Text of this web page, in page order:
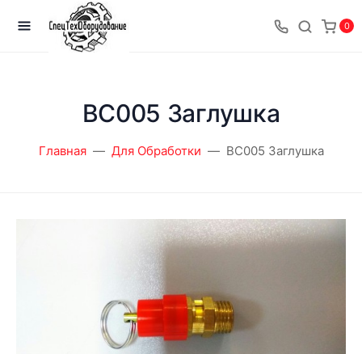
0
BC005 Заглушка
Главная Для Обработки BC005 Заглушка